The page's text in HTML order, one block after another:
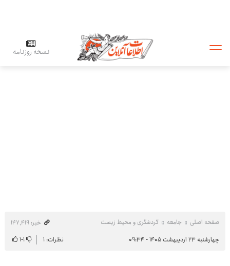
نسخه روزنامه
صفحه اصلی جامعه گردشگری و محیط زیست
خبر: ۱۴۷٬۴۱۹
چهارشنبه ۲۳ اردیبهشت ۱۴۰۵ - ۰۹:۳۴
نظرات: ۱ ۱-۱